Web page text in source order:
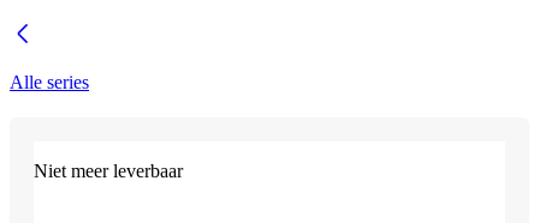
Alle series
Niet meer leverbaar